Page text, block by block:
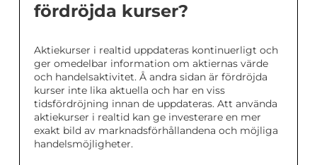
fördröjda kurser?
Aktiekurser i realtid uppdateras kontinuerligt och
ger omedelbar information om aktiernas värde
och handelsaktivitet. Å andra sidan är fördröjda
kurser inte lika aktuella och har en viss
tidsfördröjning innan de uppdateras. Att använda
aktiekurser i realtid kan ge investerare en mer
exakt bild av marknadsförhållandena och möjliga
handelsmöjligheter.